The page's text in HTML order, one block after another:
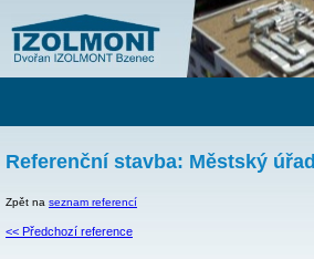
Referenční stavba: Městský úřad
Zpět na seznam referencí
<< Předchozí reference